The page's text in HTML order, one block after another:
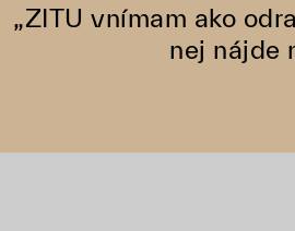
„ZITU vnímam ako
nej nájde